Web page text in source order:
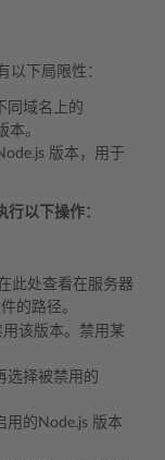
以下局限性：
同域名上的
本。
版本，用于
以下操作：
此处查看在服务器
的路径。
用该版本。禁用某
选择被禁用的
用的Node.js 版本